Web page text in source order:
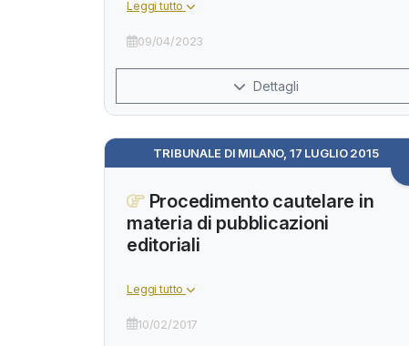
Leggi tutto
09/04/2023
Dettagli
TRIBUNALE DI MILANO, 17 LUGLIO 2015
Procedimento cautelare in
materia di pubblicazioni
editoriali
Leggi tutto
10/02/2017